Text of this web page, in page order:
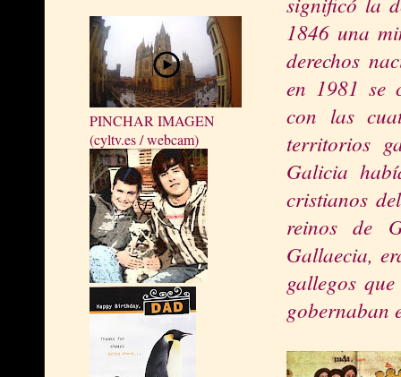
PINCHAR IMAGEN
(cyltv.es / webcam)
1846 una
derechos
en 1981 se
con las
territorios
Galicia
cristianos
reinos de
Gallaecia,
gallegos
gobernaban